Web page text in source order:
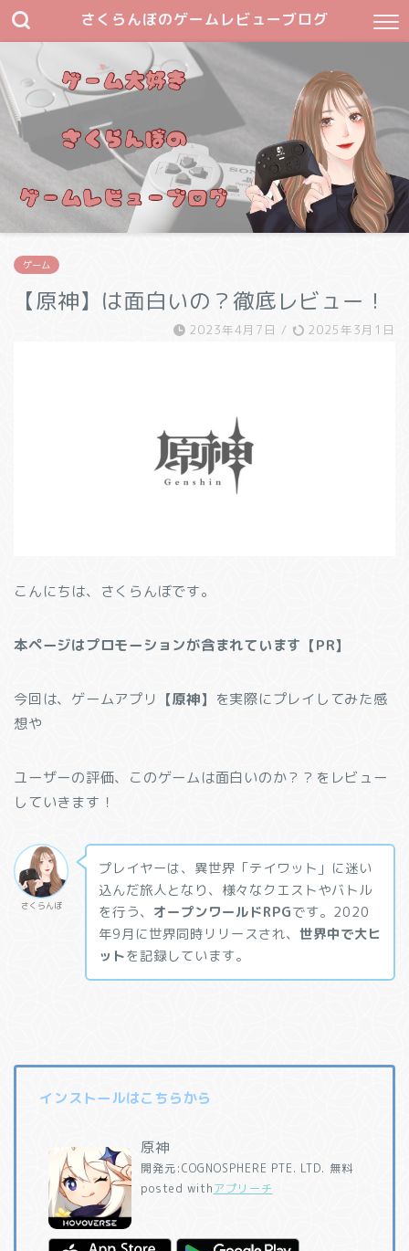
さくらんぼのゲームレビューブログ
ゲーム
【原神】は面白いの？徹底レビュー！
2023年4月7日 / 2025年3月1日
こんにちは、さくらんぼです。
本ページはプロモーションが含まれています【PR】
今回は、ゲームアプリ 【原神】 を実際にプレイしてみた感
想や
ユーザーの評価、このゲームは面白いのか？？をレビュー
していきます！
さくらんぼ
プレイヤーは、異世界「テイワット」に迷い
込んだ旅人となり、様々なクエストやバトル
を行う、 オープンワールドRPGです。2020
年9月に世界同時リリースされ、 世界中で大ヒ
ットを記録しています。
インストールはこちらから
原神
開発元:COGNOSPHERE PTE. LTD. 無料
posted withアプリーチ